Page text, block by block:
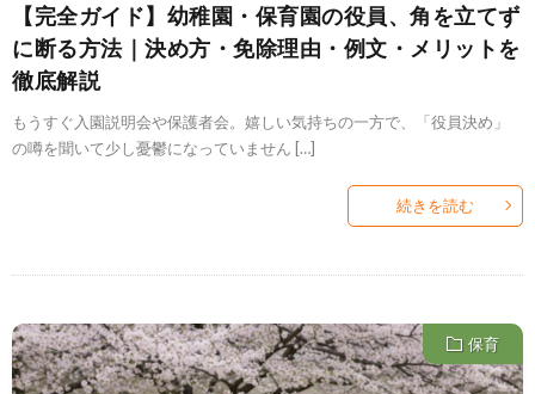
【完全ガイド】幼稚園・保育園の役員、角を立てず
に断る方法｜決め方・免除理由・例文・メリットを
徹底解説
もうすぐ入園説明会や保護者会。嬉しい気持ちの一方で、「役員決め」
の噂を聞いて少し憂鬱になっていません […]
続きを読む
保育